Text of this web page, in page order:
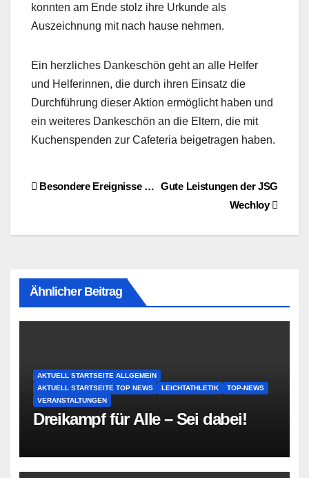
konnten am Ende stolz ihre Urkunde als
Auszeichnung mit nach hause nehmen.
Ein herzliches Dankeschön geht an alle Helfer
und Helferinnen, die durch ihren Einsatz die
Durchführung dieser Aktion ermöglicht haben und
ein weiteres Dankeschön an die Eltern, die mit
Kuchenspenden zur Cafeteria beigetragen haben.
BeitragsnavigationGute Leistungen der JSG
Wechloy
Besondere Ereignisse …
Ähnlicher Beitrag
AKTUELL STARTSEITE ALLGEMEIN
AKTUELL STARTSEITE TOP NEWS
LEICHTATHLETIK
TOP-NEWS
VERANSTALTUNGEN
Dreikampf für Alle – Sei dabei!